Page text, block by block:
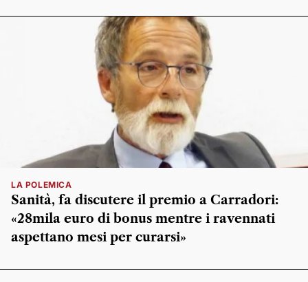
LA POLEMICA
Sanità, fa discutere il premio a Carradori:
«28mila euro di bonus mentre i ravennati
aspettano mesi per curarsi»